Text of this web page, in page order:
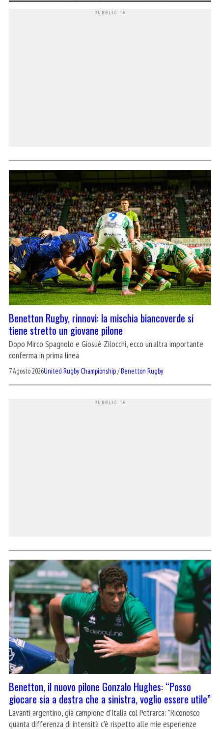
Benetton Rugby, rinnovi: la mischia biancoverde si
tiene stretto un giovane pilone
Dopo Mirco Spagnolo e Giosuè Zilocchi, ecco un'altra importante
conferma in prima linea
7 Agosto 2026United Rugby Championship/Benetton Rugby
Benetton, il nuovo pilone Gonzalo Hughes: “Posso
giocare sia a destra che a sinistra, voglio essere utile”
L'avanti argentino, già campione d'Italia col Petrarca: "Riconosco
quanta differenza di intensità c'è rispetto alle mie esperienze